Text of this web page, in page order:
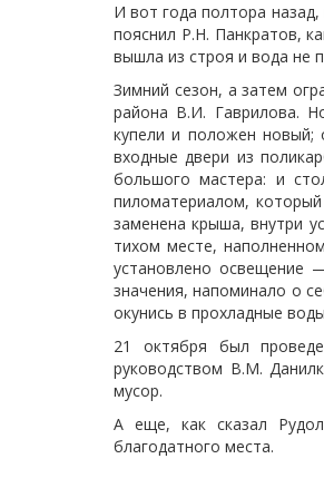
И вот года полтора
пояснил Р.Н. Панкратов,
вышла из строя и вода не
Зимний сезон, а затем
района В.И. Гаврилова.
купели и положен новый;
входные двери из
большого мастера: и
пиломатериалом,
заменена крыша, внутри
тихом месте,
установлено освещение
значения, напоминало о
окунись в прохладные
21 октября был
руководством В.М.
мусор.
А еще, как сказал
благодатного места.